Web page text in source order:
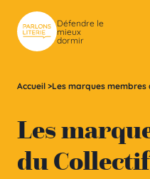
Défendre le
mieux
dormir
Accueil>Les marques membres
Les
du Collectif